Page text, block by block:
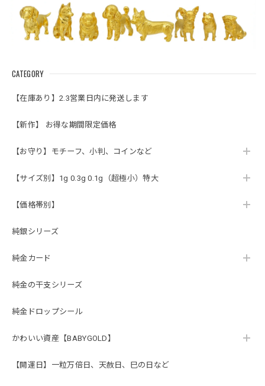
CATEGORY
【在庫あり】2.3営業日内に発送します
【新作】 お得な期間限定価格
【お守り】モチーフ、小判、コインなど
【サイズ別】1g 0.3g 0.1g（超極小）特大
【価格帯別】
純銀シリーズ
純金カード
純金の干支シリーズ
純金ドロップシール
かわいい資産【BABYGOLD】
【開運日】一粒万倍日、天赦日、巳の日など